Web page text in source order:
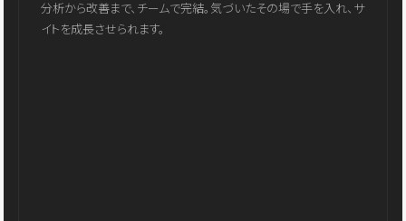
分析から改善まで、チームで完結。気づいたその場で手を入れ、サ
イトを成長させられます。